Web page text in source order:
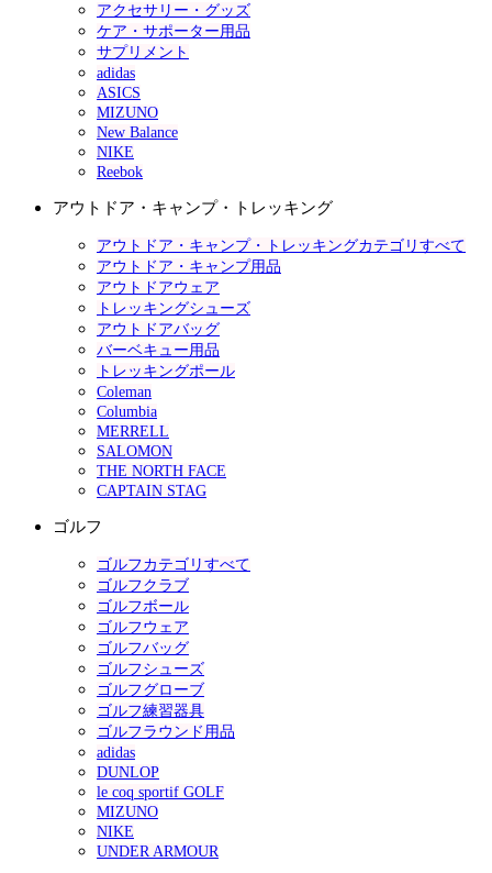
アクセサリー・グッズ
ケア・サポーター用品
サプリメント
adidas
ASICS
MIZUNO
New Balance
NIKE
Reebok
アウトドア・キャンプ・トレッキング
アウトドア・キャンプ・トレッキングカテゴリすべて
アウトドア・キャンプ用品
アウトドアウェア
トレッキングシューズ
アウトドアバッグ
バーベキュー用品
トレッキングポール
Coleman
Columbia
MERRELL
SALOMON
THE NORTH FACE
CAPTAIN STAG
ゴルフ
ゴルフカテゴリすべて
ゴルフクラブ
ゴルフボール
ゴルフウェア
ゴルフバッグ
ゴルフシューズ
ゴルフグローブ
ゴルフ練習器具
ゴルフラウンド用品
adidas
DUNLOP
le coq sportif GOLF
MIZUNO
NIKE
UNDER ARMOUR